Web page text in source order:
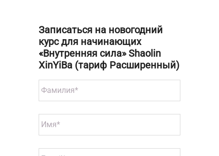
Записаться на новогодний
курс для начинающих
«Внутренняя сила» Shaolin
XinYiBa (тариф Расширенный)